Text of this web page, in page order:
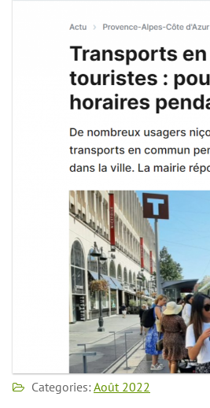
Categories:Août 2022